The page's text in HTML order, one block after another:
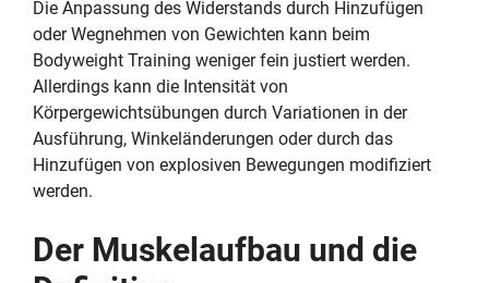
Die Anpassung des Widerstands durch Hinzufügen
oder Wegnehmen von Gewichten kann beim
Bodyweight Training weniger fein justiert werden.
Allerdings kann die Intensität von
Körpergewichtsübungen durch Variationen in der
Ausführung, Winkeländerungen oder durch das
Hinzufügen von explosiven Bewegungen modifiziert
werden.
Der Muskelaufbau und die